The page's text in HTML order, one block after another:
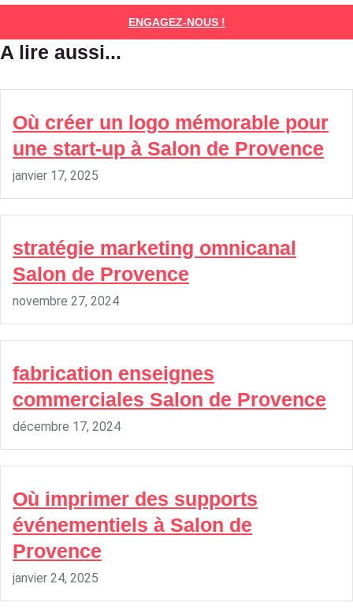
ENGAGEZ-NOUS !
A lire aussi...
Où créer un logo mémorable pour
une start-up à Salon de Provence
janvier 17, 2025
stratégie marketing omnicanal
Salon de Provence
novembre 27, 2024
fabrication enseignes
commerciales Salon de Provence
décembre 17, 2024
Où imprimer des supports
événementiels à Salon de
Provence
janvier 24, 2025